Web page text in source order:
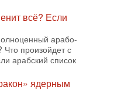
не раз кардинально
Достаточно
ба-алия», когда
на самом деле
Израиля Биньямина
Дональдом Трампом
всё? Если
арабо-
Что произойдет с
арабский список
ядерным